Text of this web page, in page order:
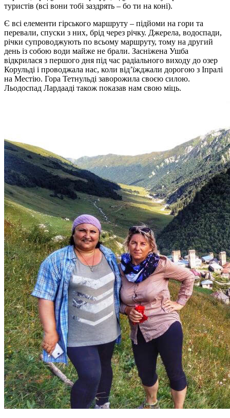
туристів (всі вони тобі заздрять – бо ти на коні).
Є всі елементи гірського маршруту – підйоми на гори та
перевали, спуски з них, брід через річку. Джерела, водоспади,
річки супроводжують по всьому маршруту, тому на другий
день із собою води майже не брали. Засніжена Ушба
відкрилася з першого дня під час радіального виходу до озер
Корульді і проводжала нас, коли від’їжджали дорогою з Іпралі
на Местію. Гора Тетнульді заворожила своєю силою.
Льодоспад Лардааді також показав нам свою міць.